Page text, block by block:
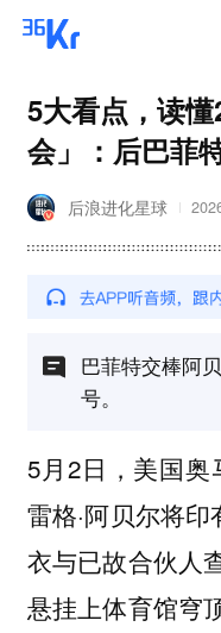
5大看点，读
会」：后巴菲
后浪进化星球
巴菲特交棒阿
号。
5月2日，美国
雷格·阿贝尔将印
衣与已故合伙人
悬挂上体育馆穹